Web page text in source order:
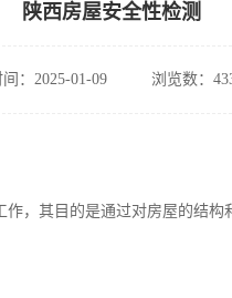
陕西房屋安全性检测
间：2025-01-09 浏览数：
，其目的是通过对房屋的结构